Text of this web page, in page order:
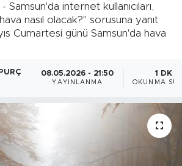
internet kullanıcıları,
nasıl olacak?" sorusuna yanıt
Cumartesi günü Samsun'da hava
08.05.2026 - 21:50
YAYINLANMA
1 DK
OKUNMA
Durumu ve Fikstür
Haberleri